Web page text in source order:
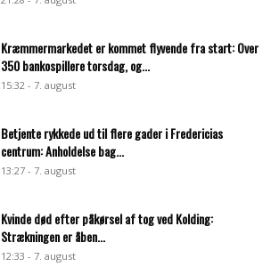
Kræmmermarkedet er kommet flyvende fra start: Over
350 bankospillere torsdag, og...
15:32 - 7. august
Betjente rykkede ud til flere gader i Fredericias
centrum: Anholdelse bag...
13:27 - 7. august
Kvinde død efter påkørsel af tog ved Kolding:
Strækningen er åben...
12:33 - 7. august